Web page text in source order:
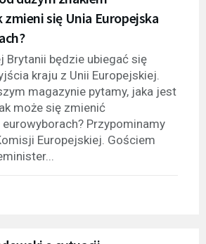
się Unia Europejska
Brytanii będzie ubiegać się
kraju z Unii Europejskiej.
magazynie pytamy, jaka jest
może się zmienić
Przypominamy
Europejskiej. Gościem